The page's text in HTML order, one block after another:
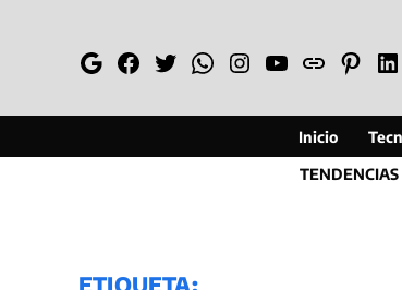
GoogleFacebook
TwitterWhatsapp
Instagram
YouTube
Web
Inicio
TENDENCIAS
ETIQUETA: